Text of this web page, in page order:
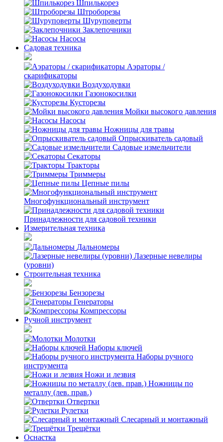
Шпилькорез
Штроборезы
Шуруповерты
Заклепочники
Насосы
Садовая техника
Аэраторы /
скарификаторы
Воздуходувки
Газонокосилки
Кусторезы
Мойки высокого давления
Насосы
Ножницы для травы
Опрыскиватель садовый
Садовые измельчители
Секаторы
Тракторы
Триммеры
Цепные пилы
Многофункциональный инструмент
Принадлежности для садовой техники
Измерительная техника
Дальномеры
Лазерные невелиры
(уровни)
Строительная техника
Бензорезы
Генераторы
Компрессоры
Ручной инструмент
Молотки
Наборы ключей
Наборы ручного
инструмента
Ножи и лезвия
Ножницы по
металлу (лев. прав.)
Отвертки
Рулетки
Слесарный и монтажный
Трещётки
Оснастка